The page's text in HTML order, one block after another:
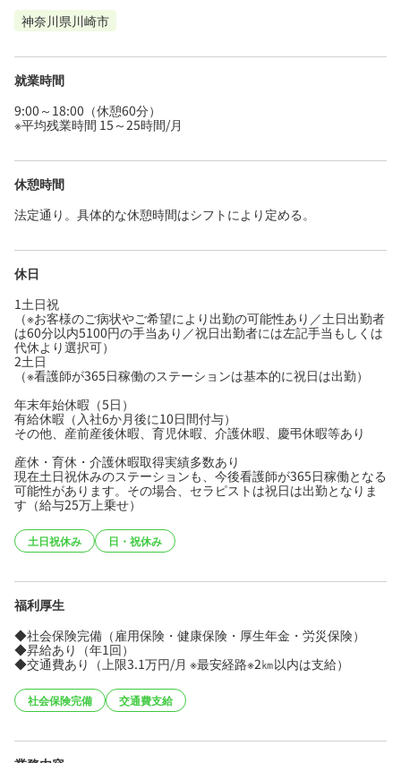
神奈川県川崎市
就業時間
9:00～18:00（休憩60分）
※平均残業時間 15～25時間/月
休憩時間
法定通り。具体的な休憩時間はシフトにより定める。
休日
1土日祝
（※お客様のご病状やご希望により出勤の可能性あり／土日出勤者
は60分以内5100円の手当あり／祝日出勤者には左記手当もしくは
代休より選択可）
2土日
（※看護師が365日稼働のステーションは基本的に祝日は出勤）
年末年始休暇（5日）
有給休暇（入社6か月後に10日間付与）
その他、産前産後休暇、育児休暇、介護休暇、慶弔休暇等あり
産休・育休・介護休暇取得実績多数あり
現在土日祝休みのステーションも、今後看護師が365日稼働となる
可能性があります。その場合、セラピストは祝日は出勤となりま
す（給与25万上乗せ）
土日祝休み 日・祝休み
福利厚生
◆社会保険完備（雇用保険・健康保険・厚生年金・労災保険）
◆昇給あり（年1回）
◆交通費あり（上限3.1万円/月 ※最安経路※2㎞以内は支給）
社会保険完備 交通費支給